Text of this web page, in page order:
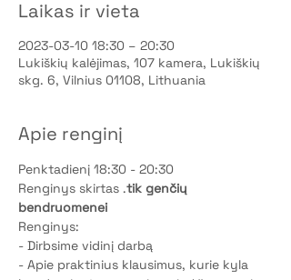
Laikas ir vieta
2023-03-10 18:30 – 20:30
Lukiškių kalėjimas, 107 kamera, Lukiškių
skg. 6, Vilnius 01108, Lithuania
Apie renginį
Penktadienį 18:30 - 20:30
Renginys skirtas .tik genčių
bendruomenei
Renginys:
- Dirbsime vidinį darbą
- Apie praktinius klausimus, kurie kyla